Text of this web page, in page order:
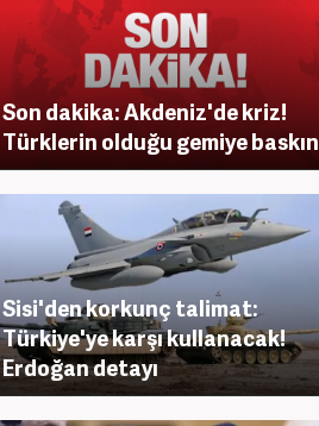
Son dakika: Akdeniz'de kriz!
Türklerin olduğu gemiye baskın
Sisi'den korkunç talimat:
Türkiye'ye karşı kullanacak!
Erdoğan detayı